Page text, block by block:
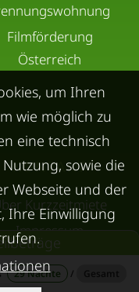
29 Nächte /
Filmförderung
Österreich
KONTAKT
Kurzzeitmiete
Impressum
Datenschutz
AGB
um Ihren
wie möglich zu
eine technisch
sowie die
Webseite und der
Ihre Einwilligung